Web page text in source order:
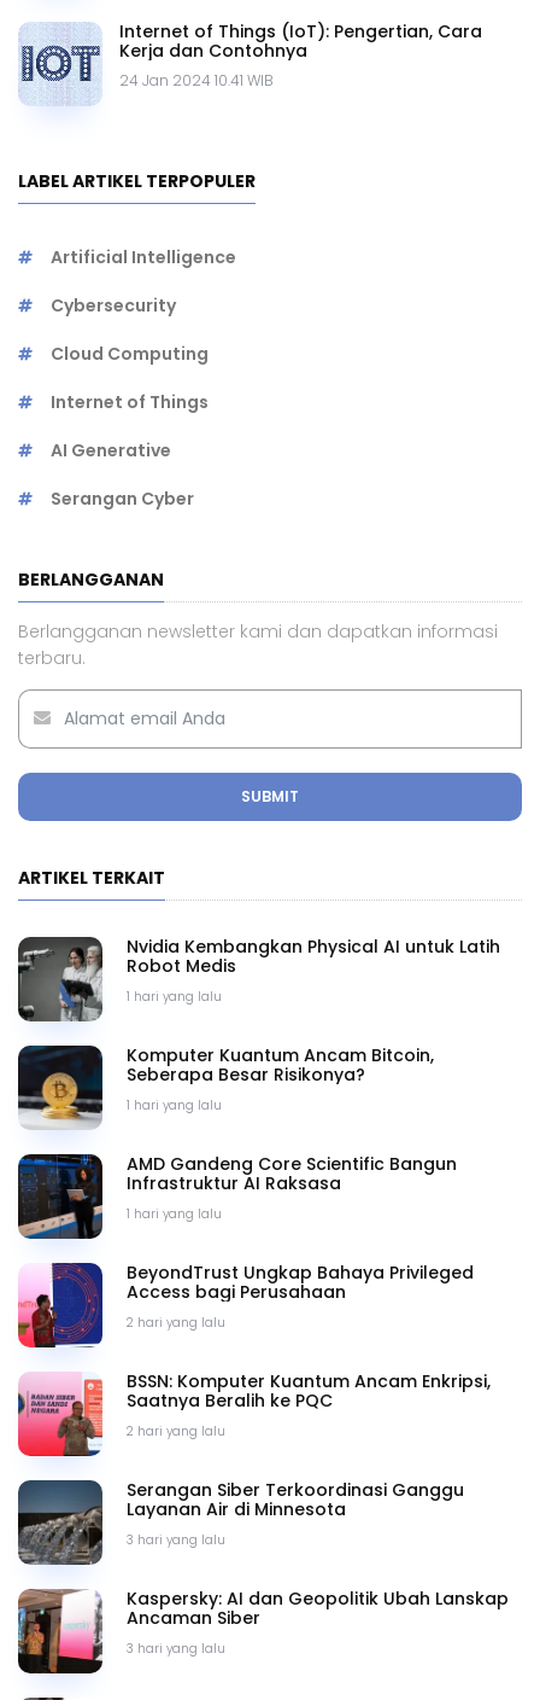
Internet of Things (IoT): Pengertian, Cara
Kerja dan Contohnya
24 Jan 2024 10.41 WIB
LABEL ARTIKEL TERPOPULER
Artificial Intelligence
Cybersecurity
Cloud Computing
Internet of Things
AI Generative
Serangan Cyber
BERLANGGANAN
Berlangganan newsletter kami dan dapatkan informasi
terbaru.
SUBMIT
ARTIKEL TERKAIT
1 hari yang lalu
Nvidia Kembangkan Physical AI untuk Latih
Robot Medis
1 hari yang lalu
Komputer Kuantum Ancam Bitcoin,
Seberapa Besar Risikonya?
1 hari yang lalu
AMD Gandeng Core Scientific Bangun
Infrastruktur AI Raksasa
2 hari yang lalu
BeyondTrust Ungkap Bahaya Privileged
Access bagi Perusahaan
2 hari yang lalu
BSSN: Komputer Kuantum Ancam Enkripsi,
Saatnya Beralih ke PQC
3 hari yang lalu
Serangan Siber Terkoordinasi Ganggu
Layanan Air di Minnesota
3 hari yang lalu
Kaspersky: AI dan Geopolitik Ubah Lanskap
Ancaman Siber